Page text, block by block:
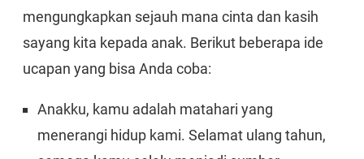
mengungkapkan sejauh mana cinta dan kasih
sayang kita kepada anak. Berikut beberapa ide
ucapan yang bisa Anda coba:
Anakku, kamu adalah matahari yang
menerangi hidup kami. Selamat ulang tahun,